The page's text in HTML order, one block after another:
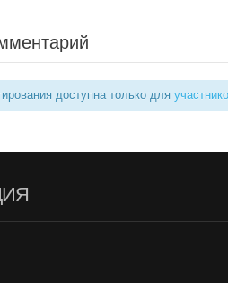
доступна только для